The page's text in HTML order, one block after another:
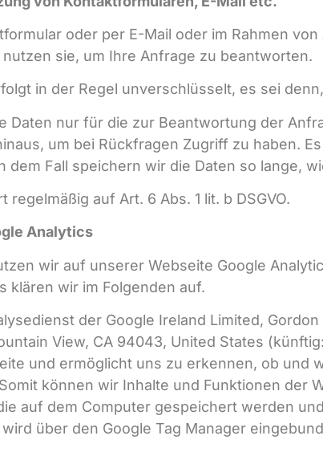
oder per E-Mail oder im Rahmen
sie, um Ihre Anfrage zu beantworten.
in der Regel unverschlüsselt, es sei
Daten nur für die zur Beantwortung der
um bei Rückfragen Zugriff zu haben.
dem Fall speichern wir die Daten so lange,
auf Art. 6 Abs. 1 lit. b DSGVO.
Analytics
wir auf unserer Webseite Google
klären wir im Folgenden auf.
der Google Ireland Limited,
View, CA 94043, United States
und ermöglicht uns zu erkennen, ob
können wir Inhalte und Funktionen der
auf dem Computer gespeichert werden
über den Google Tag Manager